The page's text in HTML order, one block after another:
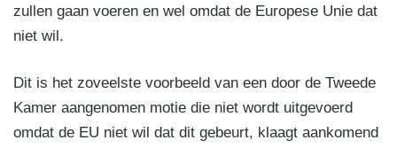
zullen gaan voeren en wel omdat de Europese Unie dat
niet wil.
Dit is het zoveelste voorbeeld van een door de Tweede
Kamer aangenomen motie die niet wordt uitgevoerd
omdat de EU niet wil dat dit gebeurt, klaagt aankomend